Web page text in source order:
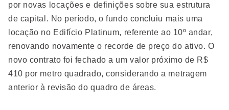
por novas locações e definições sobre sua estrutura
de capital. No período, o fundo concluiu mais uma
locação no Edifício Platinum, referente ao 10º andar,
renovando novamente o recorde de preço do ativo. O
novo contrato foi fechado a um valor próximo de R$
410 por metro quadrado, considerando a metragem
anterior à revisão do quadro de áreas.